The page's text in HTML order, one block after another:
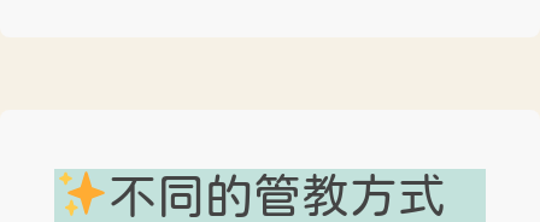
不同的管教方式